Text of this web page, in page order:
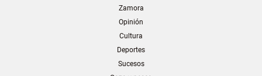
Zamora
Opinión
Cultura
Deportes
Sucesos